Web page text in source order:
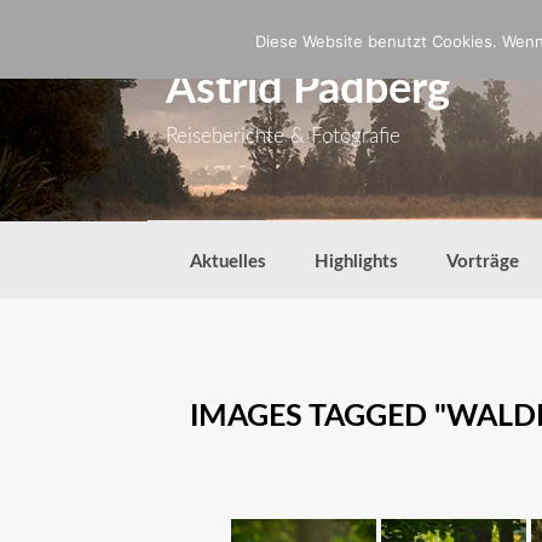
Astrid Padberg
Reiseberichte & Fotografie
Aktuelles Highlights Vorträge
IMAGES TAGGED
Diese Website benutzt Cookies.